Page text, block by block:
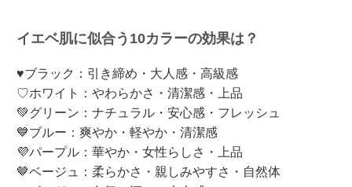
イエベ肌に似合う10カラーの効果は？
♥ブラック：引き締め・大人感・高級感
♡ホワイト：やわらかさ・清潔感・上品
💚グリーン：ナチュラル・安心感・フレッシュ
💙ブルー：爽やか・軽やか・清潔感
💜パープル：華やか・女性らしさ・上品
🤎ベージュ：柔らかさ・親しみやすさ・自然体